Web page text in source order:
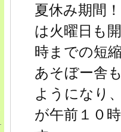
夏休み期間
は火曜日も
時までの短
あそぼー舎
ようになり
が午前１０